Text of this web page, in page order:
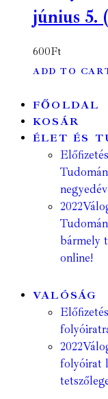
június 5.
600Ft
ADD TO
FŐOLDAL
KOSÁR
ÉLET ÉS
2022
bármely
online!
VALÓSÁG
2022
folyóirat